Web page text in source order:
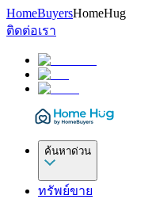
HomeBuyersHomeHug
ติดต่อเรา
ค้นหาด่วน
ทรัพย์ขาย